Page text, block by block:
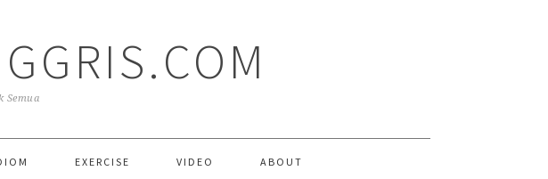
Semua
EXERCISE VIDEO ABOUT